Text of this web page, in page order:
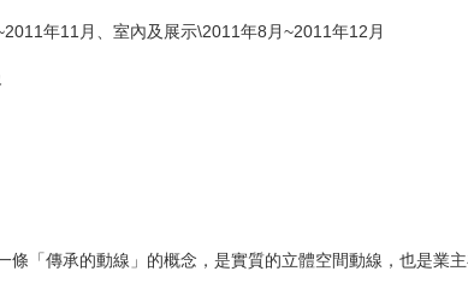
年11月、室內及展示\2011年8月~2011年12月
「傳承的動線」的概念，是實質的立體空間動線，也是業